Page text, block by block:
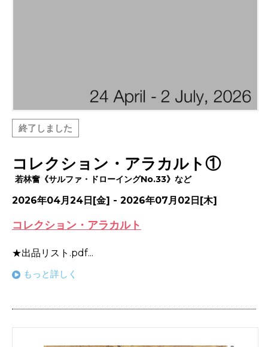
終了しました
コレクション・アラカルト①
若林奮《サルファ・ドローイングNo.33》など
2026年04月24日[金] - 2026年07月02日[木]
コレクション・アラカルト
★出品リスト.pdf...
もっと詳しく